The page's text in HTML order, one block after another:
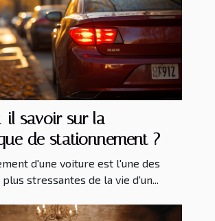
il savoir sur la
de stationnement ?
d'une voiture est l'une des
stressantes de la vie d'un...